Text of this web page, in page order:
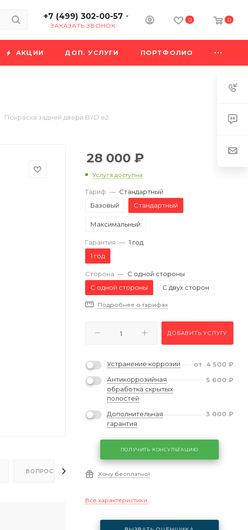
+7 (499) 302-00-57
ЗАКАЗАТЬ ЗВОНОК
0 0
АКЦИИ ДОП. УСЛУГИ ПОРТФОЛИО
Покраска задней двери BYD e2
ВОПРОСЫ - ОТВЕТЫ
28 000 ₽
Услуга доступна
Тариф — Стандартный
Базовый
Стандартный
Максимальный
Гарантия — 1 год
1 год
Сторона — С одной стороны
С одной стороны
С двух сторон
Подробнее о тарифах
ДОБАВИТЬ УСЛУГУ
Устранение коррозии от 4 500 ₽
Антикоррозийная
обработка скрытых
полостей
5 600 ₽
Дополнительная
гарантия
3 000 ₽
ПОЛУЧИТЬ КОНСУЛЬТАЦИЮ
Хочу бесплатно!
Все характеристики